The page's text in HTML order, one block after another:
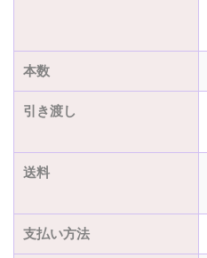
本数
引き渡し
送料
支払い方法